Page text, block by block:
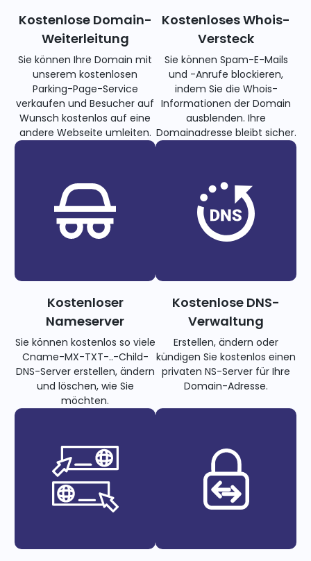
Kostenlose Domain-
Weiterleitung
Sie können Ihre Domain mit
unserem kostenlosen
Parking-Page-Service
verkaufen und Besucher auf
Wunsch kostenlos auf eine
andere Webseite umleiten.
Kostenloses Whois-
Versteck
Sie können Spam-E-Mails
und -Anrufe blockieren,
indem Sie die Whois-
Informationen der Domain
ausblenden. Ihre
Domainadresse bleibt sicher.
Kostenloser
Nameserver
Sie können kostenlos so viele
Cname-MX-TXT-..-Child-
DNS-Server erstellen, ändern
und löschen, wie Sie
möchten.
Kostenlose DNS-
Verwaltung
Erstellen, ändern oder
kündigen Sie kostenlos einen
privaten NS-Server für Ihre
Domain-Adresse.